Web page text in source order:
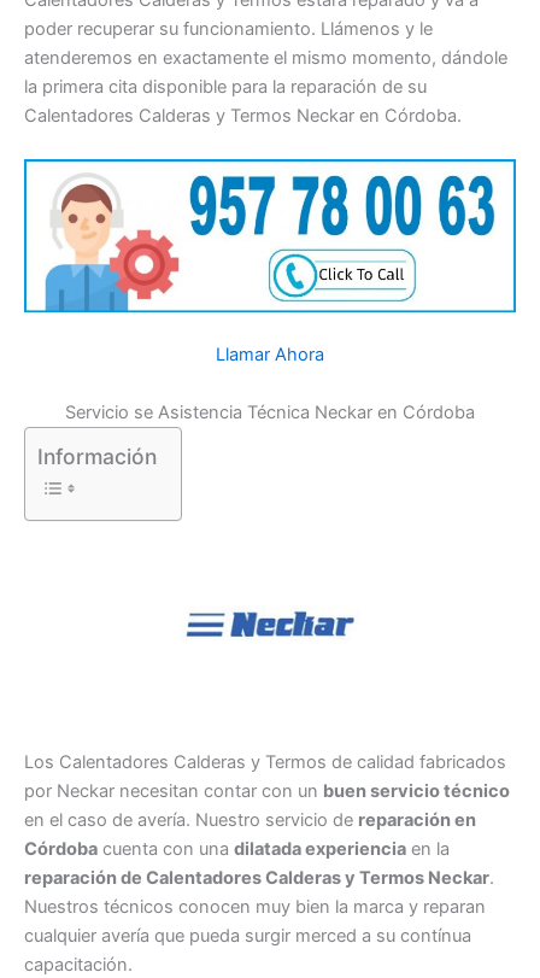
poder recuperar su funcionamiento. Llámenos y le
atenderemos en exactamente el mismo momento, dándole
la primera cita disponible para la reparación de su
Calentadores Calderas y Termos Neckar en Córdoba.
Llamar Ahora
Servicio se Asistencia Técnica Neckar en Córdoba
Información
Los Calentadores Calderas y Termos de calidad fabricados
por Neckar necesitan contar con un buen servicio técnico
en el caso de avería. Nuestro servicio de reparación en
Córdoba cuenta con una dilatada experiencia en la
reparación de Calentadores Calderas y Termos Neckar.
Nuestros técnicos conocen muy bien la marca y reparan
cualquier avería que pueda surgir merced a su contínua
capacitación.